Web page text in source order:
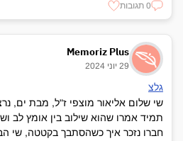
0 תגובות
Memoriz Plus
29 יוני 2024
גלצ
שי שלום אליאור מוצפי ז"ל, מבת ים,
תמיד אמרו שהוא שילוב בין אומץ לב
חברו נזכר איך כשהסתבך בקטטה, שי